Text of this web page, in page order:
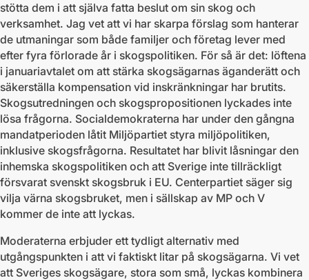
stötta dem i att själva fatta beslut om sin skog och
verksamhet. Jag vet att vi har skarpa förslag som hanterar
de utmaningar som både familjer och företag lever med
efter fyra förlorade år i skogspolitiken. För så är det: löftena
i januariavtalet om att stärka skogsägarnas äganderätt och
säkerställa kompensation vid inskränkningar har brutits.
Skogsutredningen och skogspropositionen lyckades inte
lösa frågorna. Socialdemokraterna har under den gångna
mandatperioden låtit Miljöpartiet styra miljöpolitiken,
inklusive skogsfrågorna. Resultatet har blivit låsningar den
inhemska skogspolitiken och att Sverige inte tillräckligt
försvarat svenskt skogsbruk i EU. Centerpartiet säger sig
vilja värna skogsbruket, men i sällskap av MP och V
kommer de inte att lyckas.
Moderaterna erbjuder ett tydligt alternativ med
utgångspunkten i att vi faktiskt litar på skogsägarna. Vi vet
att Sveriges skogsägare, stora som små, lyckas kombinera